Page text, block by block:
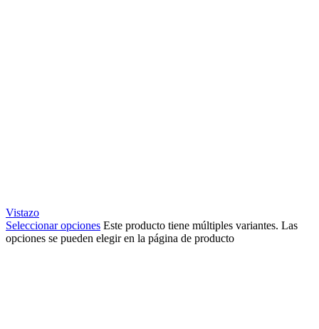
Vistazo
Seleccionar opciones Este producto tiene múltiples variantes. Las
opciones se pueden elegir en la página de producto